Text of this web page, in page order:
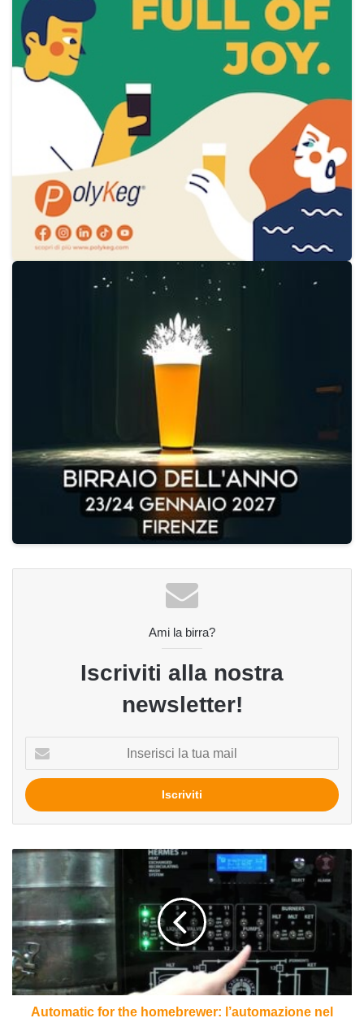
Ami la birra?
Iscriviti alla nostra
newsletter!
tua
mail
Automatic
the
homebrewer:
l’automazione
processo
produttivo
casalingo
Automatic for the homebrewer: l’automazione nel